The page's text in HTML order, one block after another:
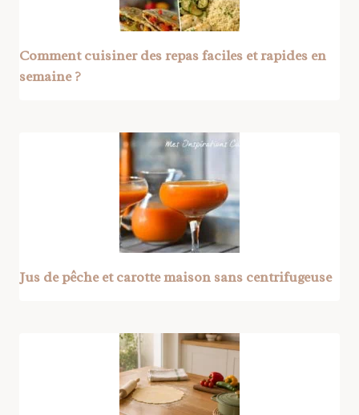
Comment cuisiner des repas faciles et rapides en
semaine ?
Jus de pêche et carotte maison sans centrifugeuse